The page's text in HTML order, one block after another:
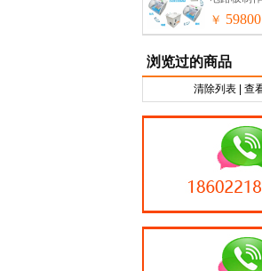
￥
浏览过的商品
清除列表 查